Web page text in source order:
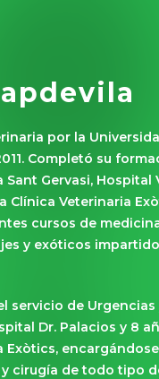
por la
Completó su
Sant Gervasi, Hospital
Clínica Veterinaria
cursos de
y exóticos
servicio de
Dr. Palacios y 8
Exòtics,
cirugía de todo tipo